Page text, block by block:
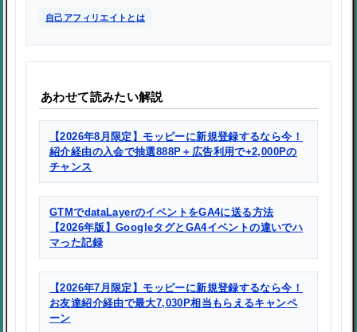
自己アフィリエイトとは
あわせて読みたい解説
【2026年8月限定】モッピーに新規登録するなら今！
紹介経由の入会で抽選888P＋広告利用で+2,000Pの
チャンス
GTMでdataLayerのイベントをGA4に送る方法
【2026年版】GoogleタグとGA4イベントの違いでハ
マった記録
【2026年7月限定】モッピーに新規登録するなら今！
お友達紹介経由で最大7,030P相当もらえるキャンペ
ーン